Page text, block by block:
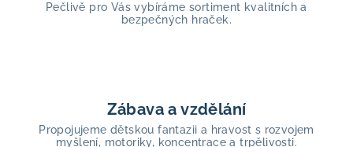
Pečlivě pro Vás vybíráme sortiment kvalitních a
bezpečných hraček.
Zábava a vzdělání
Propojujeme dětskou fantazii a hravost s rozvojem
myšlení, motoriky, koncentrace a trpělivosti.